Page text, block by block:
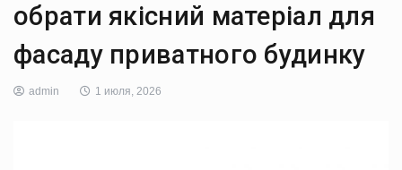
обрати якісний матеріал для
фасаду приватного будинку
admin 1 июля, 2026